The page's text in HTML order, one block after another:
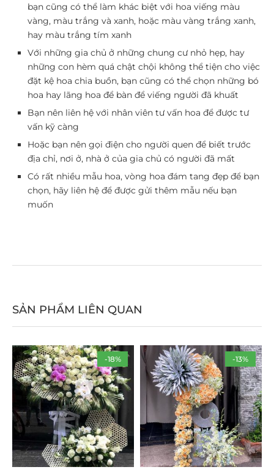
bạn cũng có thể làm khác biệt với hoa viếng màu
vàng, màu trắng và xanh, hoặc màu vàng trắng xanh,
hay màu trắng tím xanh
Với những gia chủ ở những chung cư nhỏ hẹp, hay
những con hèm quá chật chội không thể tiện cho việc
đặt kệ hoa chia buồn, bạn cũng có thể chọn những bó
hoa hay lãng hoa để bàn để viếng người đã khuất
Bạn nên liên hệ với nhân viên tư vấn hoa để được tư
vấn kỹ càng
Hoặc bạn nên gọi điện cho người quen để biết trước
địa chỉ, nơi ở, nhà ở của gia chủ có người đã mất
Có rất nhiều mẫu hoa, vòng hoa đám tang đẹp để bạn
chọn, hãy liên hệ để được gửi thêm mẫu nếu bạn
muốn
SẢN PHẨM LIÊN QUAN
-18% -13%